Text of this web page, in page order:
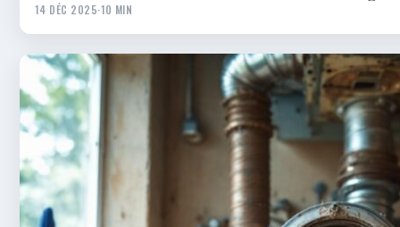
14 DÉC 2025·10 MIN